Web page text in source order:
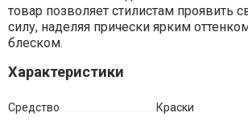
товар позволяет стилистам проявить
силу, наделяя прически ярким
блеском.
Характеристики
Средство
Краски